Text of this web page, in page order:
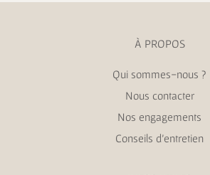
À PROPOS
Qui sommes-nous ?
Nous contacter
Nos engagements
Conseils d’entretien